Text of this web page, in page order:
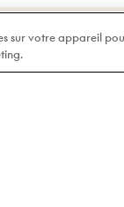
sur votre appareil